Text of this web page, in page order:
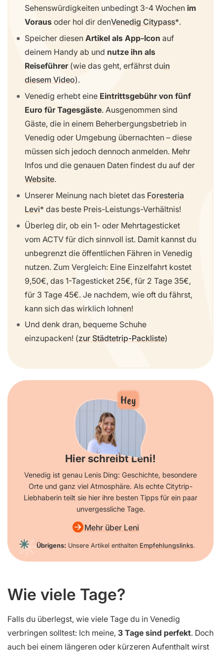
Sehenswürdigkeiten unbedingt 3-4 Wochen im
Voraus oder hol dir denVenedig Citypass .
Speicher diesen Artikel als App-Icon auf
deinem Handy ab und nutze ihn als
Reiseführer(wie das geht, erfährst duin
diesem Video).
Venedig erhebt eine Eintrittsgebühr von fünf
Euro für Tagesgäste. Ausgenommen sind
Gäste, die in einem Beherbergungsbetrieb in
Venedig oder Umgebung übernachten – diese
müssen sich jedoch dennoch anmelden. Mehr
Infos und die genauen Daten findest du auf der
Website.
Unserer Meinung nach bietet das Foresteria
Levi
das beste Preis-Leistungs-Verhältnis!
Überleg dir, ob ein 1- oder Mehrtagesticket
vom ACTV für dich sinnvoll ist. Damit kannst du
unbegrenzt die öffentlichen Fähren in Venedig
nutzen. Zum Vergleich: Eine Einzelfahrt kostet
9,50€, das 1-Tagesticket 25€, für 2 Tage 35€,
für 3 Tage 45€. Je nachdem, wie oft du fährst,
kann sich das wirklich lohnen!
Und denk dran, bequeme Schuhe
einzupacken! (zur Städtetrip-Packliste)
Hey
Hier schreibt Leni!
Venedig ist genau Lenis Ding: Geschichte, besondere
Orte und ganz viel Atmosphäre. Als echte Citytrip-
Liebhaberin teilt sie hier ihre besten Tipps für ein paar
unvergessliche Tage.
Mehr über Leni
Übrigens: Unsere Artikel enthalten Empfehlungslinks.
Wie viele Tage?
Falls du überlegst, wie viele Tage du in Venedig
verbringen solltest: Ich meine, 3 Tage sind perfekt. Doch
auch bei einem längeren oder kürzeren Aufenthalt wirst